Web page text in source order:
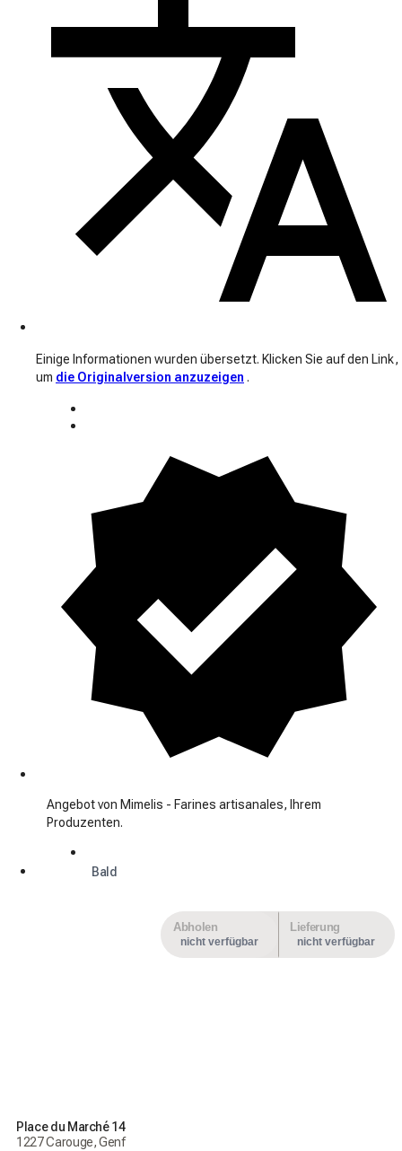
Einige Informationen wurden übersetzt. Klicken Sie auf den Link,
um die Originalversion anzuzeigen .
Angebot von Mimelis - Farines artisanales, Ihrem
Produzenten.
Bald
Abholen
nicht verfügbar
Lieferung
nicht verfügbar
Place du Marché 14
1227 Carouge, Genf